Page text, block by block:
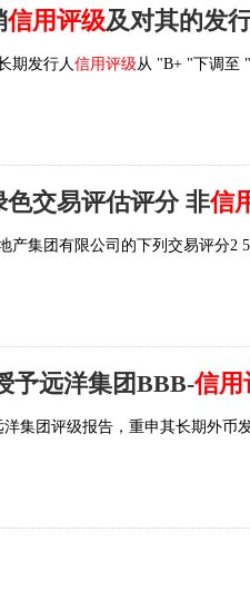
信用评级及对其的发
期发行人信用评级从 "B+ "下调至
交易评估评分 非信
产集团有限公司的下列交易评分2
予远洋集团BBB-信用
集团评级报告，重申其长期外